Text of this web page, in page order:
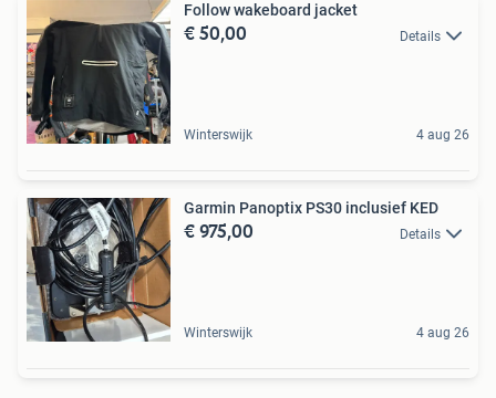
Follow wakeboard jacket
€ 50,00 Details
Winterswijk 4 aug 26
Garmin Panoptix PS30 inclusief KED
€ 975,00 Details
Winterswijk 4 aug 26